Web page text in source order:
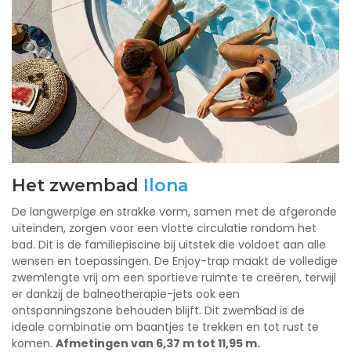
Ilona met Pacio-trap
Het zwembad Ilona
De langwerpige en strakke vorm, samen met de afgeronde
uiteinden, zorgen voor een vlotte circulatie rondom het
bad. Dit is de familiepiscine bij uitstek die voldoet aan alle
wensen en toepassingen. De Enjoy-trap maakt de volledige
zwemlengte vrij om een sportieve ruimte te creëren, terwijl
er dankzij de balneotherapie-jets ook een
ontspanningszone behouden blijft. Dit zwembad is de
ideale combinatie om baantjes te trekken en tot rust te
komen. Afmetingen van 6,37 m tot 11,95 m.